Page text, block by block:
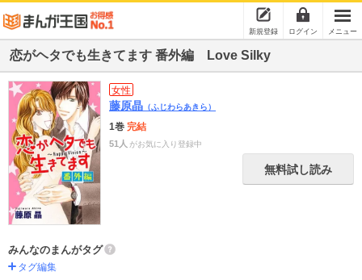
新規登録 ログイン メニュー
恋がヘタでも生きてます 番外編 Love Silky
女性
藤原晶 （ふじわらあきら）
1巻 完結
51人 がお気に入り登録中
無料試し読み
みんなのまんがタグ
タグ編集